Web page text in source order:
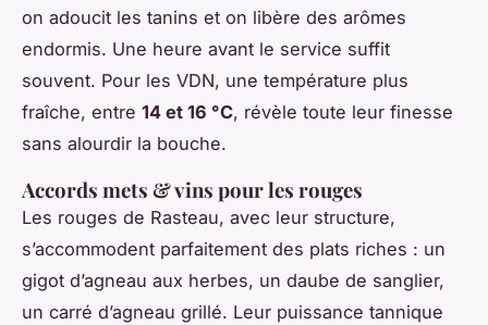
on adoucit les tanins et on libère des arômes
endormis. Une heure avant le service suffit
souvent. Pour les VDN, une température plus
fraîche, entre 14 et 16 °C, révèle toute leur finesse
sans alourdir la bouche.
Accords mets & vins pour les rouges
Les rouges de Rasteau, avec leur structure,
s’accommodent parfaitement des plats riches : un
gigot d’agneau aux herbes, un daube de sanglier,
un carré d’agneau grillé. Leur puissance tannique